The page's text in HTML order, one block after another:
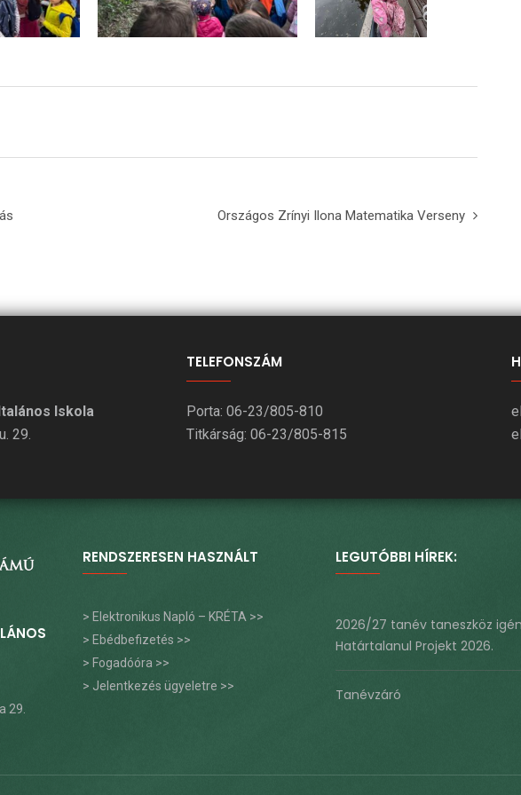
Országos Zrínyi Ilona Matematika Verseny
Iskola
29.
TELEFONSZÁM
Porta: 06-23/805-810
Titkárság: 06-23/805-815
29.
RENDSZERESEN HASZNÁLT
> Elektronikus Napló – KRÉTA >>
> Ebédbefizetés >>
> Fogadóóra >>
> Jelentkezés ügyeletre >>
LEGUTÓBBI HÍREK:
2026/27 tanév taneszköz
Határtalanul Projekt 2026.
Tanévzáró